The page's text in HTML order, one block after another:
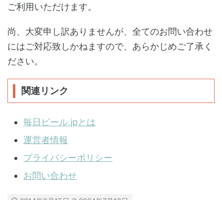
ご利用いただけます。
尚、大変申し訳ありませんが、全てのお問い合わせ
にはご対応致しかねますので、あらかじめご了承く
ださい。
関連リンク
毎日ビール.jpとは
運営者情報
プライバシーポリシー
お問い合わせ